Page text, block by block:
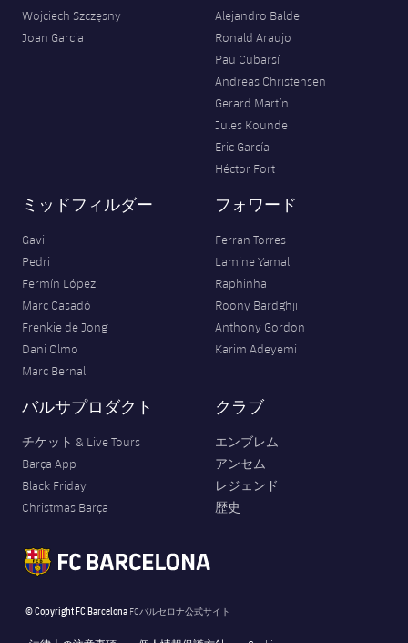
Wojciech Szczęsny
Joan Garcia
Alejandro Balde
Ronald Araujo
Pau Cubarsí
Andreas Christensen
Gerard Martín
Jules Kounde
Eric García
Héctor Fort
ミッドフィルダー
Gavi
Pedri
Fermín López
Marc Casadó
Frenkie de Jong
Dani Olmo
Marc Bernal
フォワード
Ferran Torres
Lamine Yamal
Raphinha
Roony Bardghji
Anthony Gordon
Karim Adeyemi
バルサプロダクト
チケット & Live Tours
Barça App
Black Friday
Christmas Barça
クラブ
エンブレム
アンセム
レジェンド
歴史
© Copyright FC Barcelona FCバルセロナ公式サイト